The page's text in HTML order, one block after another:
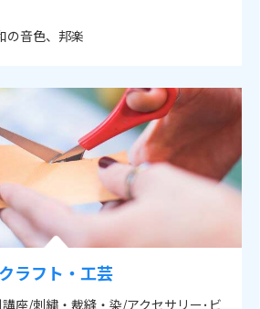
の音色、邦楽
クラフト・工芸
座/刺繍・裁縫・染/アクセサリー･ビ